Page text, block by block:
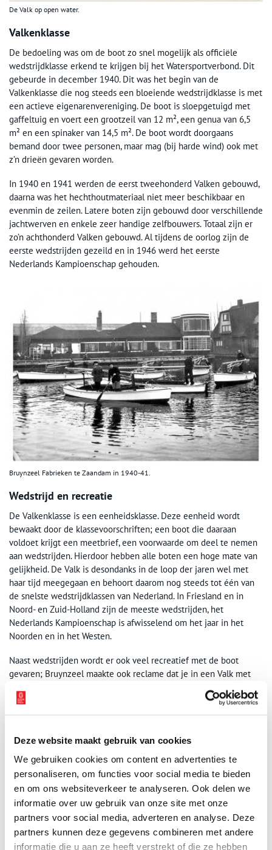
Deze website maakt gebruik van cookies
We gebruiken cookies om content en advertenties te
personaliseren, om functies voor social media te bieden
en om ons websiteverkeer te analyseren. Ook delen we
informatie over uw gebruik van onze site met onze
partners voor social media, adverteren en analyse. Deze
partners kunnen deze gegevens combineren met andere
informatie die u aan ze heeft verstrekt of die ze hebben
De Valk op open water.
Valkenklasse
De bedoeling was om de boot zo snel mogelijk als officiële
wedstrijdklasse erkend te krijgen bij het Watersportverbond. Dit
gebeurde in december 1940. Dit was het begin van de
Valkenklasse die nog steeds een bloeiende wedstrijdklasse is met
een actieve eigenarenvereniging. De boot is sloepgetuigd met
gaffeltuig en voert een grootzeil van 12 m², een genua van 6,5
m² en een spinaker van 14,5 m². De boot wordt doorgaans
bemand door twee personen, maar mag (bij harde wind) ook met
z’n drieën gevaren worden.
In 1940 en 1941 werden de eerst tweehonderd Valken gebouwd,
daarna was het hechthoutmateriaal niet meer beschikbaar en
evenmin de zeilen. Latere boten zijn gebouwd door verschillende
jachtwerven en enkele zeer handige zelfbouwers. Totaal zijn er
zo’n achthonderd Valken gebouwd. Al tijdens de oorlog zijn de
eerste wedstrijden gezeild en in 1946 werd het eerste
Nederlands Kampioenschap gehouden.
Bruynzeel Fabrieken te Zaandam in 1940-41.
Wedstrijd en recreatie
De Valkenklasse is een eenheidsklasse. Deze eenheid wordt
bewaakt door de klassevoorschriften; een boot die daaraan
voldoet krijgt een meetbrief, een voorwaarde om deel te nemen
aan wedstrijden. Hierdoor hebben alle boten een hoge mate van
gelijkheid. De Valk is desondanks in de loop der jaren wel met
haar tijd meegegaan en behoort daarom nog steeds tot één van
de snelste wedstrijdklassen van Nederland. In Friesland en in
Noord- en Zuid-Holland zijn de meeste wedstrijden, het
Nederlands Kampioenschap is afwisselend om het jaar in het
Noorden en in het Westen.
Naast wedstrijden wordt er ook veel recreatief met de boot
gevaren; Bruynzeel maakte ook reclame dat je in een Valk met
het hele gezin op vakantie kan. Uit de houten Valk is ook een
zware en degelijke variant ontwikkeld in polyester; deze wordt
zeer veel gebruikt voor de verhuur en door zeilscholen.